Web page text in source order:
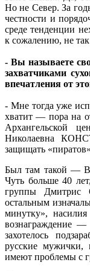
Но не Север. За
честности и
среде тенденции
к сожалению, не
- Вы называете
захватчиками
впечатления от
- Мне тогда уже
хватит — пора на
Архангельской
Николаевна
защищать
Был там такой —
Чуть больше 40
группы
остальным
минутку»,
вознаграждение
захотелось
русские
имеют проблемы с